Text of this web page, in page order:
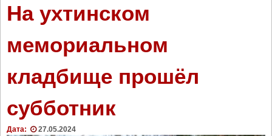
Т
о
ц
к
с
д
5
л
т
На ухтинском
мемориальном
кладбище прошёл
субботник
Дата: 27.05.2024